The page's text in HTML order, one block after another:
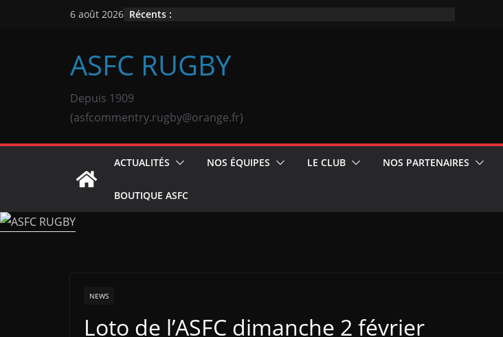
6 août 2026 Récents :
ASFC RUGBY
Depuis 1909
(asfcommentry.rugby@orange.fr)
ACTUALITÉS NOS ÉQUIPES LE CLUB NOS PARTENAIRES
BOUTIQUE ASFC
NEWS
Loto de l’ASFC dimanche 2 février